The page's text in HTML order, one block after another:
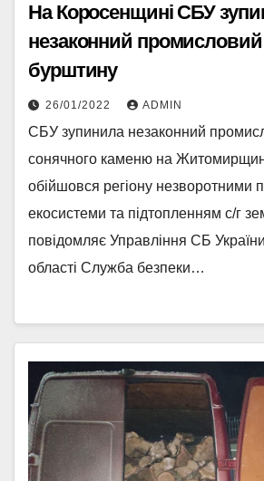
На Коросенщині СБУ
незаконний
бурштину
26/01/2022 ADMIN
СБУ зупинила незаконний
сонячного каменю на
обійшовся регіону незворотними
екосистеми та підтопленням с/г
повідомляє Управління СБ
області Служба безпеки…